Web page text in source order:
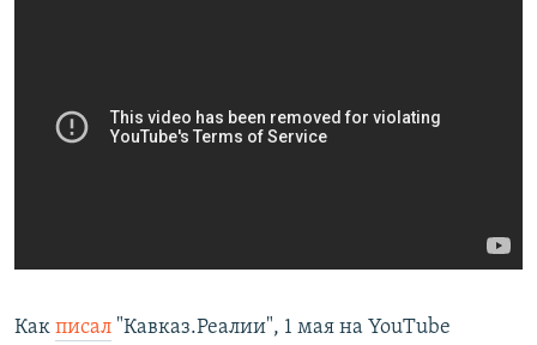
Как писал "Кавказ.Реалии", 1 мая на YouTube